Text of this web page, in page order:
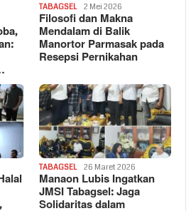
TABAGSEL 2 Mei 2026
Filosofi dan Makna
Mendalam di Balik
Manortor Parmasak pada
Resepsi Pernikahan
TABAGSEL 26 Maret 2026
Manaon Lubis Ingatkan
JMSI Tabagsel: Jaga
Solidaritas dalam